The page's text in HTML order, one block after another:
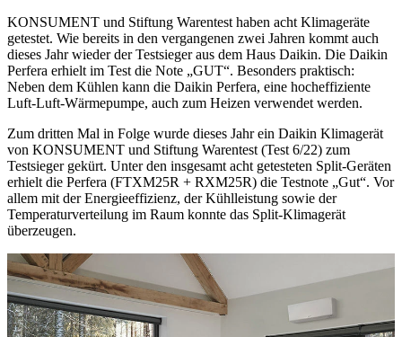
KONSUMENT und Stiftung Warentest haben acht Klimageräte
getestet. Wie bereits in den vergangenen zwei Jahren kommt auch
dieses Jahr wieder der Testsieger aus dem Haus Daikin. Die Daikin
Perfera erhielt im Test die Note „GUT“. Besonders praktisch:
Neben dem Kühlen kann die Daikin Perfera, eine hocheffiziente
Luft-Luft-Wärmepumpe, auch zum Heizen verwendet werden.
Zum dritten Mal in Folge wurde dieses Jahr ein Daikin Klimagerät
von KONSUMENT und Stiftung Warentest (Test 6/22) zum
Testsieger gekürt. Unter den insgesamt acht getesteten Split-Geräten
erhielt die Perfera (FTXM25R + RXM25R) die Testnote „Gut“. Vor
allem mit der Energieeffizienz, der Kühlleistung sowie der
Temperaturverteilung im Raum konnte das Split-Klimagerät
überzeugen.